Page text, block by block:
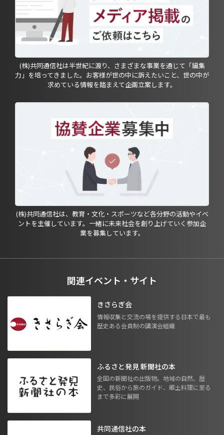
(株)共同通信社は半世紀に渡り、さまざまな事業を通じて「編集
力」を培ってきました。お客様が世の中に訴えたいこと、世の中が
求めている情報を踏まえて企画立案します。
(株)共同通信社は、教育・文化・スポーツなど各分野の活動やイベ
ントを主催しています。一緒に未来社会を創り上げていく参加企
業を募集しています。
関連イベント・サイト
きさらぎ会
情報収集と交流の場を提供する日本で最も
歴史ある会員制の講演会組織
ふるさと発見 新聞社の本
全国の新聞社の出版物。地域の自然、歴
史、民俗から旅のガイド、郷土料理に至る
まで多彩に展開
共同通信社の本